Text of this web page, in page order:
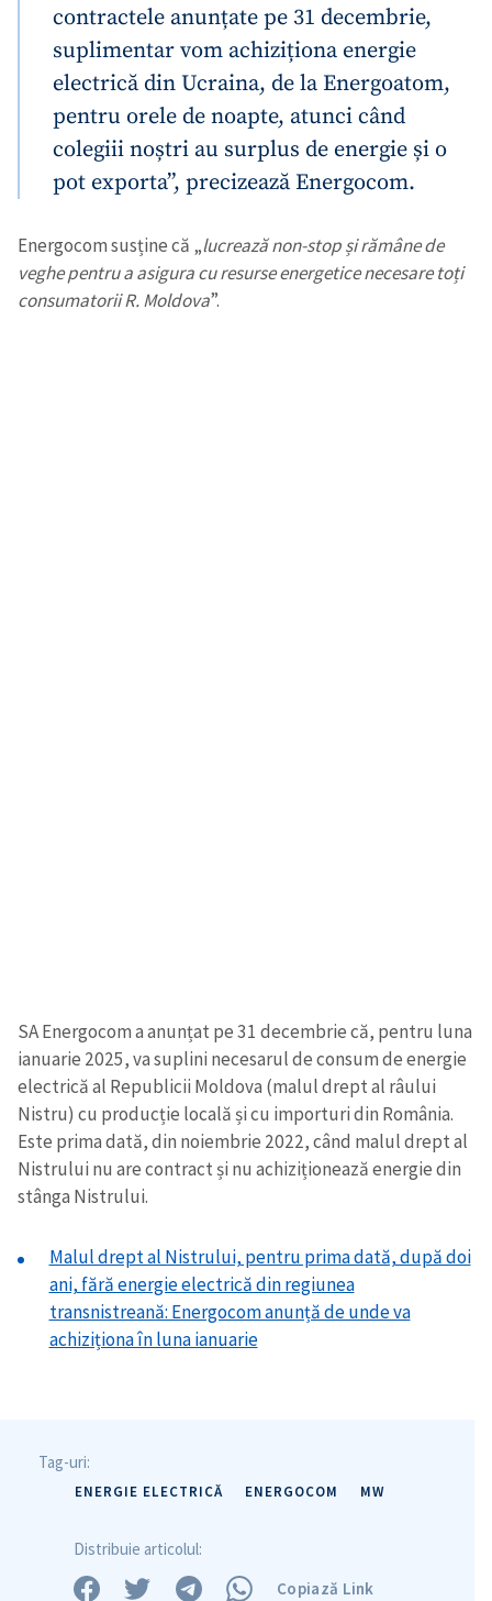
in English
на русском
contractele anunțate pe 31 decembrie,
suplimentar vom achiziționa energie
electrică din Ucraina, de la Energoatom,
pentru orele de noapte, atunci când
colegiii noștri au surplus de energie și o
pot exporta”, precizează Energocom.
Energocom susține că „lucrează non-stop și rămâne de
veghe pentru a asigura cu resurse energetice necesare toți
consumatorii R. Moldova”.
SA Energocom a anunțat pe 31 decembrie că, pentru luna
ianuarie 2025, va suplini necesarul de consum de energie
electrică al Republicii Moldova (malul drept al râului
Nistru) cu producție locală și cu importuri din România.
Este prima dată, din noiembrie 2022, când malul drept al
Nistrului nu are contract și nu achiziționează energie din
stânga Nistrului.
Malul drept al Nistrului, pentru prima dată, după doi
ani, fără energie electrică din regiunea
transnistreană: Energocom anunță de unde va
achiziționa în luna ianuarie
Tag-uri:
ENERGIE ELECTRICĂ ENERGOCOM MW
Distribuie articolul:
Copiază Link